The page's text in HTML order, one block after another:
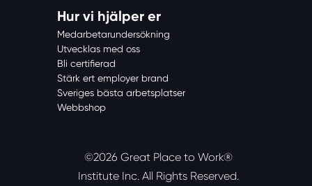
Hur vi hjälper er
Medarbetarundersökning
Utvecklas med oss
Bli certifierad
Stärk ert employer brand
Sveriges bästa arbetsplatser
Webbshop
©2026 Great Place to Work®
Institute Inc. All Rights Reserved.